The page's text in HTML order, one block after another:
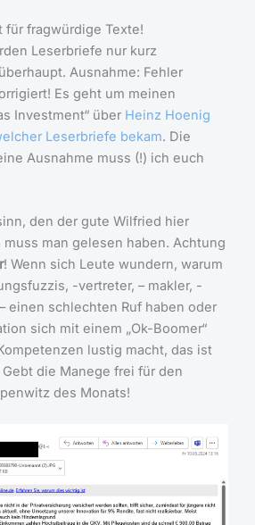
für fragwürdige Texte!
Leserbriefe nur kurz
Ausnahme: Fehler
Es geht um meinen
Investment“ über Heinz Hoenig
Leserbriefe bekam. Die
Ausnahme muss (!) ich euch
den der gute Wilfried hier
man gelesen haben. Achtung
! Wenn sich Leute wundern, warum
-vertreter, – makler, -
einen schlechten Ruf haben oder
sich mit einem „Ok-Boomer“
lustig macht, das ist
die Manege frei für den
des Monats!